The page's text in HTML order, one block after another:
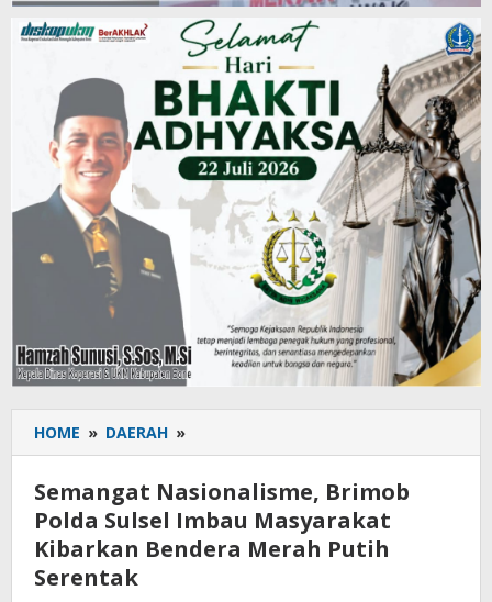
HOME » DAERAH »
Nasionalisme,
Brimob
Polda
Sulsel
Imbau
Semangat Nasionalisme, Brimob
Polda Sulsel Imbau Masyarakat
Kibarkan Bendera Merah Putih
Serentak